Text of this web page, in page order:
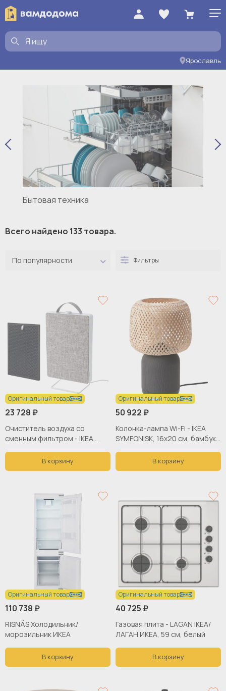
Ярославль
Бытовая техника
Всего найдено 133 товара.
По популярности Фильтры
Оригинальный товар
23 728 ₽
Очиститель воздуха со
сменным фильтром - IKEA
24х2х37см, белый,
ФЁРНУФТИГ ИКЕА
В корзину
Оригинальный товар
50 922 ₽
Колонка-лампа Wi-Fi - IKEA
SYMFONISK, 16х20 см, бамбук,
В корзину
Оригинальный товар
110 738 ₽
RISNÄS Холодильник/
морозильник ИКЕА
В корзину
Оригинальный товар
40 725 ₽
Газовая плита - LAGAN IKEA/
ЛАГАН ИКЕА, 59 см, белый
В корзину